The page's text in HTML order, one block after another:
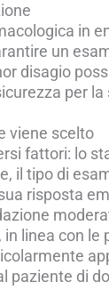
in
un
disagio
per la
viene scelto
fattori: lo
il tipo di
risposta
in linea con le
paziente di